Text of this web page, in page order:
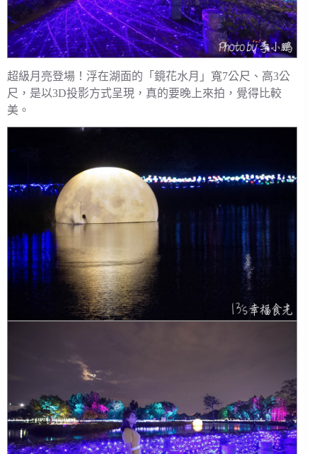
超級月亮登場！浮在湖面的「鏡花水月」寬7公尺、高3公
尺，是以3D投影方式呈現，真的要晚上來拍，覺得比較
美。